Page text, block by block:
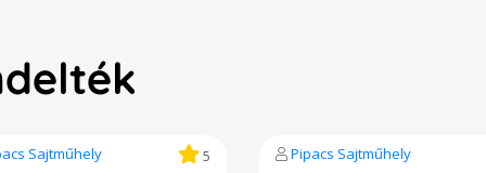
Sajtműhely 5 Pipacs Sajtműhely